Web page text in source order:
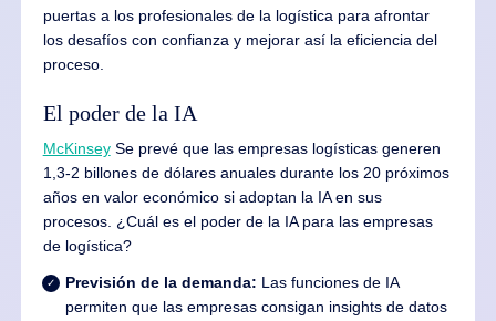
puertas a los profesionales de la logística para afrontar
los desafíos con confianza y mejorar así la eficiencia del
proceso.
El poder de la IA
McKinseySe prevé que las empresas logísticas generen
1,3-2 billones de dólares anuales durante los 20 próximos
años en valor económico si adoptan la IA en sus
procesos. ¿Cuál es el poder de la IA para las empresas
de logística?
Previsión de la demanda: Las funciones de IA
permiten que las empresas consigan insights de datos